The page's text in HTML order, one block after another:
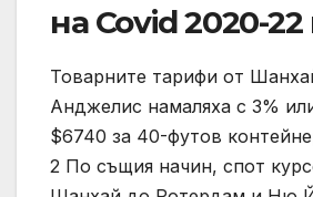
на Covid 2020-22
Товарните тарифи от
Анджелис намаляха с 3%
$6740 за 40-футов
2 По същия начин, спот